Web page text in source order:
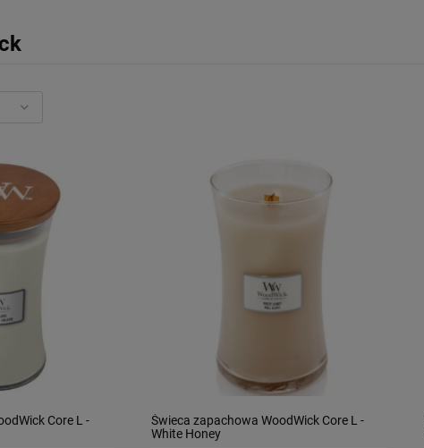
Core L -
Świeca zapachowa WoodWick Core L -
White Honey